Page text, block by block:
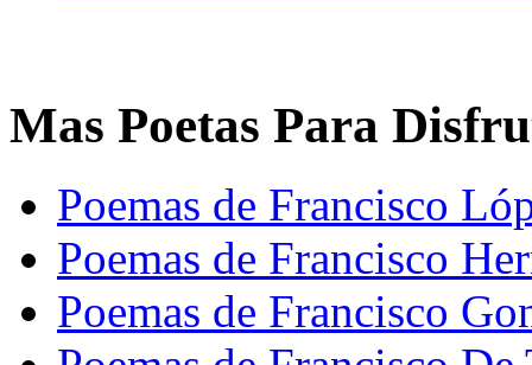
Mas Poetas Para
Poemas de Francisco
Poemas de Francisco
Poemas de Francisco